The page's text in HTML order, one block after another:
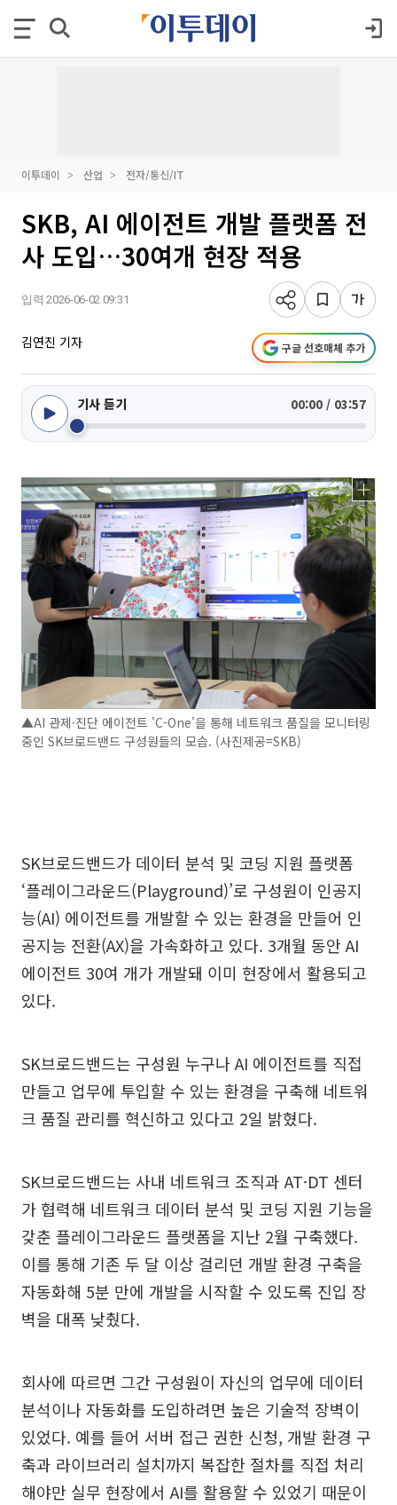
이투데이 산업 전자/통신/IT
SKB, AI 에이전트 개발 플랫폼 전
사 도입…30여개 현장 적용
입력 2026-06-02 09:31
김연진 기자 구글 선호매체 추가
기사 듣기 00:00 / 03:57
▲AI 관제·진단 에이전트 'C-One'을 통해 네트워크 품질을 모니터링
중인 SK브로드밴드 구성원들의 모습. (사진제공=SKB)
SK브로드밴드가 데이터 분석 및 코딩 지원 플랫폼
‘플레이그라운드(Playground)’로 구성원이 인공지
능(AI) 에이전트를 개발할 수 있는 환경을 만들어 인
공지능 전환(AX)을 가속화하고 있다. 3개월 동안 AI
에이전트 30여 개가 개발돼 이미 현장에서 활용되고
있다.
SK브로드밴드는 구성원 누구나 AI 에이전트를 직접
만들고 업무에 투입할 수 있는 환경을 구축해 네트워
크 품질 관리를 혁신하고 있다고 2일 밝혔다.
SK브로드밴드는 사내 네트워크 조직과 AT·DT 센터
가 협력해 네트워크 데이터 분석 및 코딩 지원 기능을
갖춘 플레이그라운드 플랫폼을 지난 2월 구축했다.
이를 통해 기존 두 달 이상 걸리던 개발 환경 구축을
자동화해 5분 만에 개발을 시작할 수 있도록 진입 장
벽을 대폭 낮췄다.
회사에 따르면 그간 구성원이 자신의 업무에 데이터
분석이나 자동화를 도입하려면 높은 기술적 장벽이
있었다. 예를 들어 서버 접근 권한 신청, 개발 환경 구
축과 라이브러리 설치까지 복잡한 절차를 직접 처리
해야만 실무 현장에서 AI를 활용할 수 있었기 때문이